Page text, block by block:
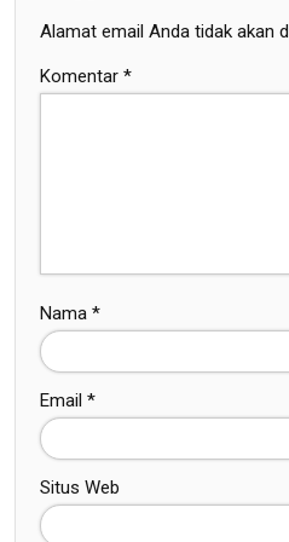
Alamat email Anda tidak akan
Komentar *
Nama *
Email *
Situs Web